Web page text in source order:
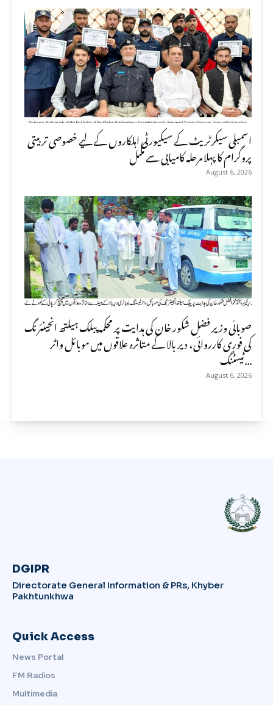
اسمبلی سیکرٹریٹ کے سیکیورٹی اہلکاروں کے لیے خصوصی تربیتی
پروگرام کا پہلا مرحلہ کامیابی سے مکمل
August 6, 2026
صوبائی وزیر فضل شکور خان کی ہدایت پر محکمہ پبلک ہیلتھ انجینئرنگ
کی فوری کارروائی، دیر بالا کے متاثرہ علاقوں میں موبائل واٹر
ٹیسٹنگ...
August 6, 2026
DGIPR
Directorate General Information & PRs, Khyber
Pakhtunkhwa
Quick Access
News Portal
FM Radios
Multimedia